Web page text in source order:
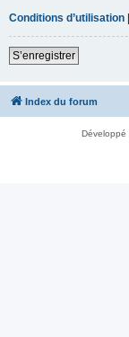
Conditions d’utilisation |
S’enregistrer
Index du forum
Développé